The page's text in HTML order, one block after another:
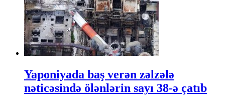
Yaponiyada baş verən zəlzələ
nəticəsində ölənlərin sayı 38-ə çatıb